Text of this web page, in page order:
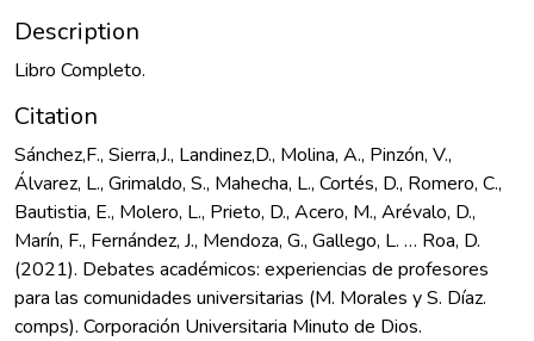
Description
Libro Completo.
Citation
Sánchez,F., Sierra,J., Landinez,D., Molina, A., Pinzón, V.,
Álvarez, L., Grimaldo, S., Mahecha, L., Cortés, D., Romero, C.,
Bautistia, E., Molero, L., Prieto, D., Acero, M., Arévalo, D.,
Marín, F., Fernández, J., Mendoza, G., Gallego, L. … Roa, D.
(2021). Debates académicos: experiencias de profesores
para las comunidades universitarias (M. Morales y S. Díaz.
comps). Corporación Universitaria Minuto de Dios.